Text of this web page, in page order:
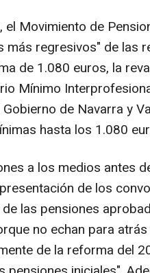
el Movimiento de
más regresivos" de las
de 1.080 euros, la
Mínimo
de Navarra y
hasta los 1.080
a los medios antes
de los
las pensiones
no echan para
de la reforma del